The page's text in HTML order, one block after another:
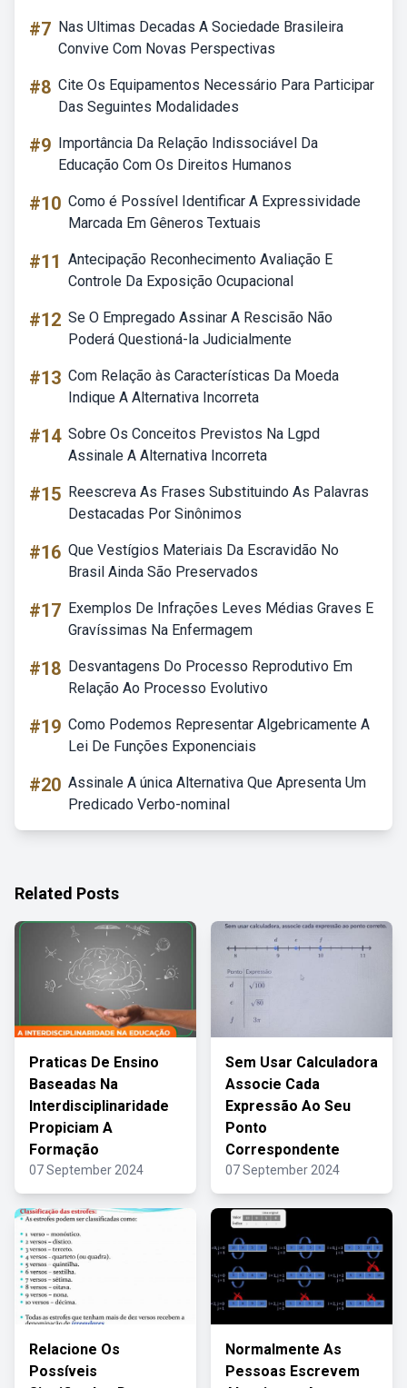
#7 Nas Ultimas Decadas A Sociedade Brasileira
Convive Com Novas Perspectivas
#8 Cite Os Equipamentos Necessário Para Participar
Das Seguintes Modalidades
#9 Importância Da Relação Indissociável Da
Educação Com Os Direitos Humanos
#10 Como é Possível Identificar A Expressividade
Marcada Em Gêneros Textuais
#11 Antecipação Reconhecimento Avaliação E
Controle Da Exposição Ocupacional
#12 Se O Empregado Assinar A Rescisão Não
Poderá Questioná-la Judicialmente
#13 Com Relação às Características Da Moeda
Indique A Alternativa Incorreta
#14 Sobre Os Conceitos Previstos Na Lgpd
Assinale A Alternativa Incorreta
#15 Reescreva As Frases Substituindo As Palavras
Destacadas Por Sinônimos
#16 Que Vestígios Materiais Da Escravidão No
Brasil Ainda São Preservados
#17 Exemplos De Infrações Leves Médias Graves E
Gravíssimas Na Enfermagem
#18 Desvantagens Do Processo Reprodutivo Em
Relação Ao Processo Evolutivo
#19 Como Podemos Representar Algebricamente A
Lei De Funções Exponenciais
#20 Assinale A única Alternativa Que Apresenta Um
Predicado Verbo-nominal
Related Posts
Praticas De Ensino
Baseadas Na
Interdisciplinaridade
Propiciam A
Formação
07 September 2024
Sem Usar Calculadora
Associe Cada
Expressão Ao Seu
Ponto
Correspondente
07 September 2024
Relacione Os
Possíveis
Normalmente As
Pessoas Escrevem